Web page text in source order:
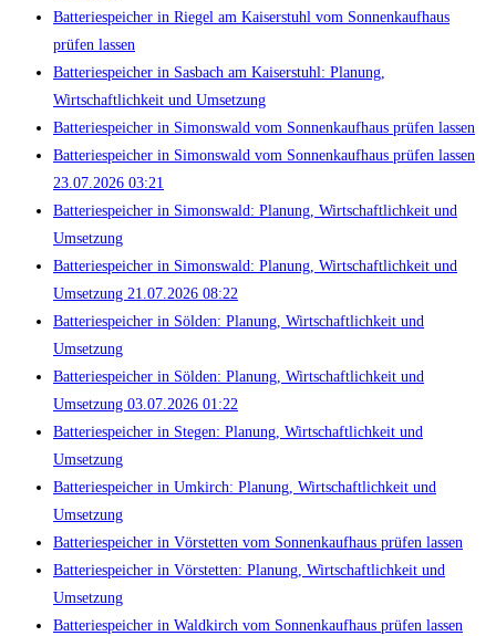
Batteriespeicher in Riegel am Kaiserstuhl vom Sonnenkaufhaus
prüfen lassen
Batteriespeicher in Sasbach am Kaiserstuhl: Planung,
Wirtschaftlichkeit und Umsetzung
Batteriespeicher in Simonswald vom Sonnenkaufhaus prüfen lassen
Batteriespeicher in Simonswald vom Sonnenkaufhaus prüfen lassen
23.07.2026 03:21
Batteriespeicher in Simonswald: Planung, Wirtschaftlichkeit und
Umsetzung
Batteriespeicher in Simonswald: Planung, Wirtschaftlichkeit und
Umsetzung 21.07.2026 08:22
Batteriespeicher in Sölden: Planung, Wirtschaftlichkeit und
Umsetzung
Batteriespeicher in Sölden: Planung, Wirtschaftlichkeit und
Umsetzung 03.07.2026 01:22
Batteriespeicher in Stegen: Planung, Wirtschaftlichkeit und
Umsetzung
Batteriespeicher in Umkirch: Planung, Wirtschaftlichkeit und
Umsetzung
Batteriespeicher in Vörstetten vom Sonnenkaufhaus prüfen lassen
Batteriespeicher in Vörstetten: Planung, Wirtschaftlichkeit und
Umsetzung
Batteriespeicher in Waldkirch vom Sonnenkaufhaus prüfen lassen